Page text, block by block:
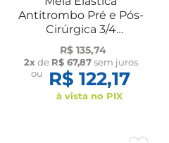
Antitrombo Pré e Pós-
Cirúrgica 3/4
Panturrilha 18mmHg
AES Par Venosan
R$ 135,74
2xde R$ 67,87sem juros
ou
R$ 122,17
à vista no PIX